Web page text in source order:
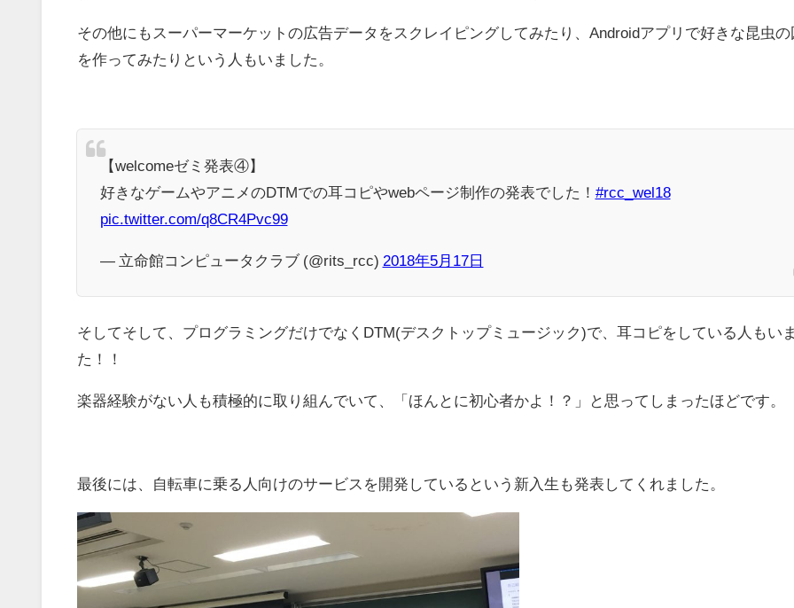
その他にもスーパーマーケットの広告データをスクレイピングしてみたり、Androidアプリで好きな昆虫の
を作ってみたりという人もいました。
【welcomeゼミ発表④】
好きなゲームやアニメのDTMでの耳コピやwebページ制作の発表でした！ #rcc_wel18
pic.twitter.com/q8CR4Pvc99
— 立命館コンピュータクラブ (@rits_rcc) 2018年5月17日
そしてそして、プログラミングだけでなくDTM(デスクトップミュージック)で、耳コピをしている人もい
た！！
楽器経験がない人も積極的に取り組んでいて、「ほんとに初心者かよ！？」と思ってしまったほどです。
最後には、自転車に乗る人向けのサービスを開発しているという新入生も発表してくれました。